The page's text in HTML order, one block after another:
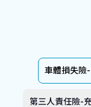
車體損失險
第三人責任險-